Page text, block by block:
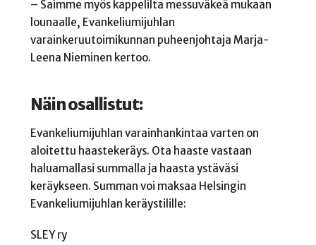
– Saimme myös kappelilta messuväkeä mukaan
lounaalle, Evankeliumijuhlan
varainkeruutoimikunnan puheenjohtaja Marja-
Leena Nieminen kertoo.
Näin osallistut:
Evankeliumijuhlan varainhankintaa varten on
aloitettu haastekeräys. Ota haaste vastaan
haluamallasi summalla ja haasta ystäväsi
keräykseen. Summan voi maksaa Helsingin
Evankeliumijuhlan keräystilille:
SLEY ry